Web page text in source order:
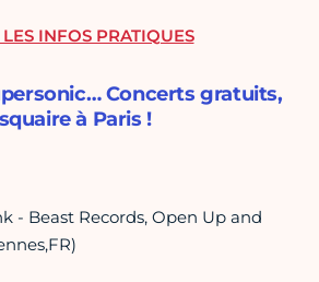
Concerts gratuits,
à Paris !
- Beast Records, Open Up and
INFOS PRATIQUES